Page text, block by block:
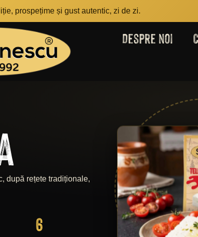
prospețime și gust autentic, zi de zi.
Despre noi
după rețete tradiționale,
6